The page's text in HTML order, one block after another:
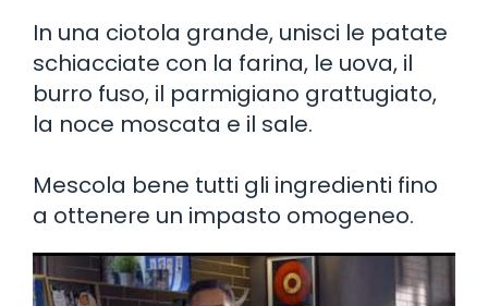
In una ciotola grande, unisci le patate
schiacciate con la farina, le uova, il
burro fuso, il parmigiano grattugiato,
la noce moscata e il sale.
Mescola bene tutti gli ingredienti fino
a ottenere un impasto omogeneo.